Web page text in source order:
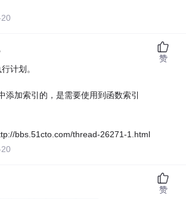
计划。
添加索引的，是需要使用到函数索引
bbs.51cto.com/thread-26271-1.html
赞
赞